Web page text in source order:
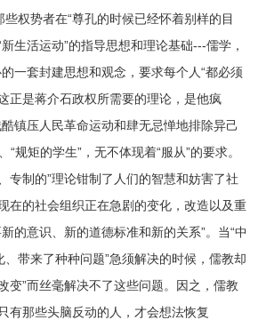
权势者在“尊孔的时候已经怀着别样的目
生活运动”的指导思想和理论基础---儒学，
一套封建思想和观念，要求每个人“都必须
正是蒋介石政权所需要的理论，是他疯
镇压人民革命运动和肆无忌惮地排除异己
“规矩的学生”，无不体现着“服从”的要求。
专制的”理论钳制了人们的智慧和妨害了社
在的社会组织正在急剧的变化，改造以及重
的意识、新的道德标准和新的关系”。当“中
带来了种种问题”急须解决的时候，儒教却
变”而丝毫解决不了这些问题。因之，儒教
有那些头脑反动的人，才会想法恢复